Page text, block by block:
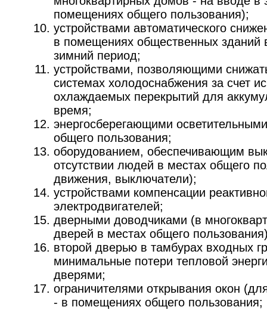
помещениях общего пользования);
устройствами автоматического
в помещениях общественных зданий
зимний период;
устройствами, позволяющими
системах холодоснабжения за счет
охлаждаемых перекрытий для
время;
энергосберегающими
общего пользования;
оборудованием, обеспечивающим
отсутствии людей в местах общего
движения, выключатели);
устройствами компенсации
электродвигателей;
дверными доводчиками (в
дверей в местах общего
второй дверью в тамбурах входных
минимальные потери тепловой
дверями;
ограничителями открывания окон
- в помещениях общего пользования;